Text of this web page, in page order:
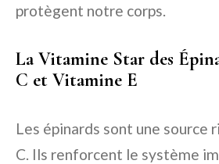
protègent notre corps.
La Vitamine Star des
C et Vitamine E
Les épinards sont une source
C. Ils renforcent le système